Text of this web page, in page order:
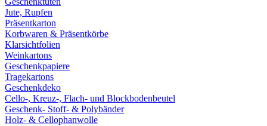
Jute, Rupfen
Präsentkarton
Korbwaren & Präsentkörbe
Klarsichtfolien
Weinkartons
Geschenkpapiere
Tragekartons
Geschenkdeko
Cello-, Kreuz-, Flach- und Blockbodenbeutel
Geschenk- Stoff- & Polybänder
Holz- & Cellophanwolle